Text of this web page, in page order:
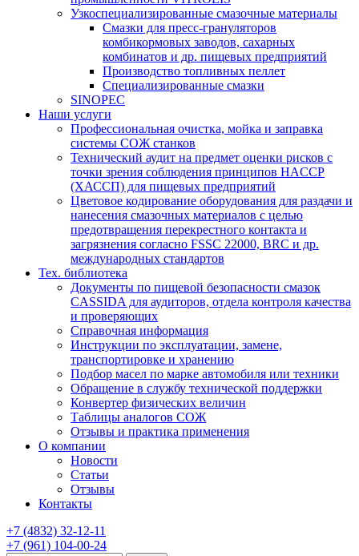
Узкоспециализированные смазочные материалы
Смазки для пресс-грануляторов
комбикормовых заводов, сахарных
комбинатов и др. пищевых предприятий
Производство топливных пеллет
Специализированные смазки
SINOPEC
Наши услуги
Профессиональная очистка, мойка и заправка
системы СОЖ станков
Технический аудит на предмет оценки рисков с
точки зрения соблюдения принципов HACCP
(ХАССП) для пищевых предприятий
Цветовое кодирование оборудования для раздачи и
нанесения смазочных материалов с целью
предотвращения перекрестного контакта и
загрязнения согласно FSSC 22000, BRC и др.
международных стандартов
Тех. библиотека
Документы по пищевой безопасности смазок
CASSIDA для аудиторов, отдела контроля качества
и проверяющих
Справочная информация
Инструкции по эксплуатации, замене,
транспортировке и хранению
Подбор масел по марке автомобиля или техники
Обращение в службу технической поддержки
Конвертер физических величин
Таблицы аналогов СОЖ
Отзывы и практика применения
О компании
Новости
Статьи
Отзывы
Контакты
+7 (4832) 32-12-11
+7 (961) 104-00-24